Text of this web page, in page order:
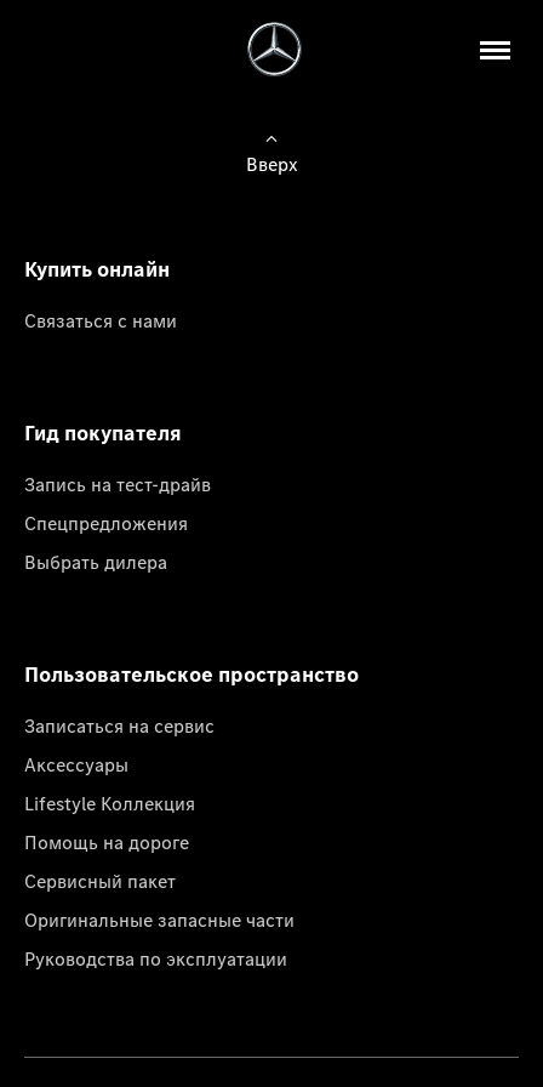
Вверх
Купить онлайн
Связаться с нами
Гид покупателя
Запись на тест-драйв
Спецпредложения
Выбрать дилера
Пользовательское пространство
Записаться на сервис
Аксессуары
Lifestyle Коллекция
Помощь на дороге
Сервисный пакет
Оригинальные запасные части
Руководства по эксплуатации